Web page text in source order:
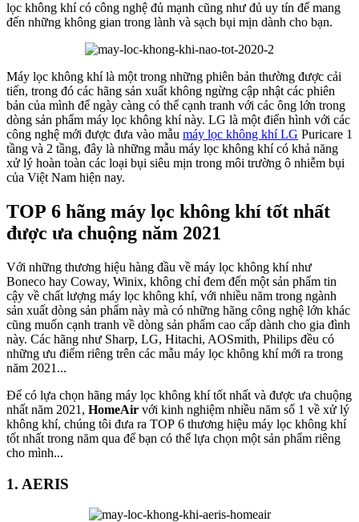
lọc không khí có công nghệ đủ mạnh cũng như đủ uy tín để mang
đến những không gian trong lành và sạch bụi mịn dành cho bạn.
Máy lọc không khí là một trong những phiên bản thường được cải
tiến, trong đó các hãng sản xuất không ngừng cập nhật các phiên
bản của mình để ngày càng có thể cạnh tranh với các ông lớn trong
dòng sản phẩm máy lọc không khí này. LG là một điển hình với các
công nghệ mới được đưa vào mẫu máy lọc không khí LG Puricare 1
tầng và 2 tầng, đây là những mẫu máy lọc không khí có khả năng
xử lý hoàn toàn các loại bụi siêu mịn trong môi trường ô nhiễm bụi
của Việt Nam hiện nay.
TOP 6 hãng máy lọc không khí tốt nhất
được ưa chuộng năm 2021
Với những thương hiệu hàng đầu về máy lọc không khí như
Boneco hay Coway, Winix, không chỉ đem đến một sản phẩm tin
cậy về chất lượng máy lọc không khí, với nhiều năm trong ngành
sản xuất dòng sản phẩm này mà có những hãng công nghệ lớn khác
cũng muốn cạnh tranh về dòng sản phẩm cao cấp dành cho gia đình
này. Các hãng như Sharp, LG, Hitachi, AOSmith, Philips đều có
những ưu điểm riêng trên các mẫu máy lọc không khí mới ra trong
năm 2021...
Để có lựa chọn hãng máy lọc không khí tốt nhất và được ưa chuộng
nhất năm 2021, HomeAir với kinh nghiệm nhiều năm số 1 về xử lý
không khí, chúng tôi đưa ra TOP 6 thương hiệu máy lọc không khí
tốt nhất trong năm qua để bạn có thể lựa chọn một sản phẩm riêng
cho mình...
1. AERIS